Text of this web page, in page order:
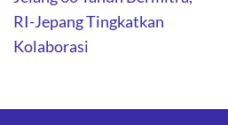
navigation
RI-Jepang Tingkatkan
Kolaborasi